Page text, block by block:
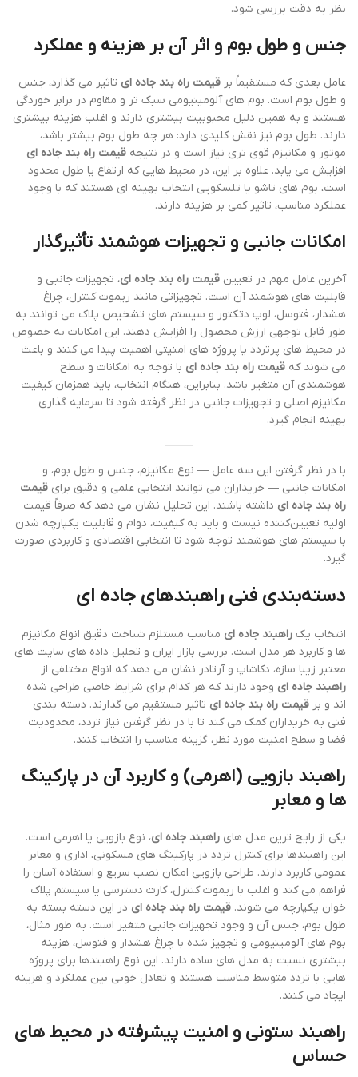
نظر به دقت بررسی شود.
جنس و طول بوم و اثر آن بر هزینه و عملکرد
عامل بعدی که مستقیماً بر قیمت راه بند جاده ای تاثیر می گذارد، جنس
و طول بوم است. بوم های آلومینیومی سبک تر و مقاوم در برابر خوردگی
هستند و به همین دلیل محبوبیت بیشتری دارند و اغلب هزینه بیشتری
دارند. طول بوم نیز نقش کلیدی دارد: هر چه طول بوم بیشتر باشد،
موتور و مکانیزم قوی تری نیاز است و در نتیجه قیمت راه بند جاده ای
افزایش می یابد. علاوه بر این، در محیط هایی که ارتفاع یا طول محدود
است، بوم های تاشو یا تلسکوپی انتخاب بهینه ای هستند که با وجود
عملکرد مناسب، تاثیر کمی بر هزینه دارند.
امکانات جانبی و تجهیزات هوشمند تأثیرگذار
آخرین عامل مهم در تعیین قیمت راه بند جاده ای، تجهیزات جانبی و
قابلیت های هوشمند آن است. تجهیزاتی مانند ریموت کنترل، چراغ
هشدار، فتوسل، لوپ دتکتور و سیستم های تشخیص پلاک می توانند به
طور قابل توجهی ارزش محصول را افزایش دهند. این امکانات به خصوص
در محیط های پرتردد یا پروژه های امنیتی اهمیت پیدا می کنند و باعث
می شوند که قیمت راه بند جاده ای با توجه به امکانات و سطح
هوشمندی آن متغیر باشد. بنابراین، هنگام انتخاب، باید همزمان کیفیت
مکانیزم اصلی و تجهیزات جانبی در نظر گرفته شود تا سرمایه گذاری
بهینه انجام گیرد.
با در نظر گرفتن این سه عامل — نوع مکانیزم، جنس و طول بوم، و
امکانات جانبی — خریداران می توانند انتخابی علمی و دقیق برای قیمت
راه بند جاده ای داشته باشند. این تحلیل نشان می دهد که صرفاً قیمت
اولیه تعیین‌کننده نیست و باید به کیفیت، دوام و قابلیت یکپارچه شدن
با سیستم های هوشمند توجه شود تا انتخابی اقتصادی و کاربردی صورت
گیرد.
دسته‌بندی فنی راهبندهای جاده ای
انتخاب یک راهبند جاده ای مناسب مستلزم شناخت دقیق انواع مکانیزم
ها و کاربرد هر مدل است. بررسی بازار ایران و تحلیل داده های سایت های
معتبر زیبا سازه، دکاشاپ و آرتادر نشان می دهد که انواع مختلفی از
راهبند جاده ای وجود دارند که هر کدام برای شرایط خاصی طراحی شده
اند و بر قیمت راه بند جاده ای تاثیر مستقیم می گذارند. دسته بندی
فنی به خریداران کمک می کند تا با در نظر گرفتن نیاز تردد، محدودیت
فضا و سطح امنیت مورد نظر، گزینه مناسب را انتخاب کنند.
راهبند بازویی (اهرمی) و کاربرد آن در پارکینگ
ها و معابر
یکی از رایج ترین مدل های راهبند جاده ای، نوع بازویی یا اهرمی است.
این راهبندها برای کنترل تردد در پارکینگ های مسکونی، اداری و معابر
عمومی کاربرد دارند. طراحی بازویی امکان نصب سریع و استفاده آسان را
فراهم می کند و اغلب با ریموت کنترل، کارت دسترسی یا سیستم پلاک
خوان یکپارچه می شوند. قیمت راه بند جاده ای در این دسته بسته به
طول بوم، جنس آن و وجود تجهیزات جانبی متغیر است. به طور مثال،
بوم های آلومینیومی و تجهیز شده با چراغ هشدار و فتوسل، هزینه
بیشتری نسبت به مدل های ساده دارند. این نوع راهبندها برای پروژه
هایی با تردد متوسط مناسب هستند و تعادل خوبی بین عملکرد و هزینه
ایجاد می کنند.
راهبند ستونی و امنیت پیشرفته در محیط های
حساس